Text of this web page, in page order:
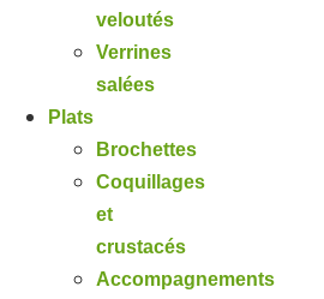
veloutés
Verrines
salées
Plats
Brochettes
Coquillages
et
crustacés
Accompagnements